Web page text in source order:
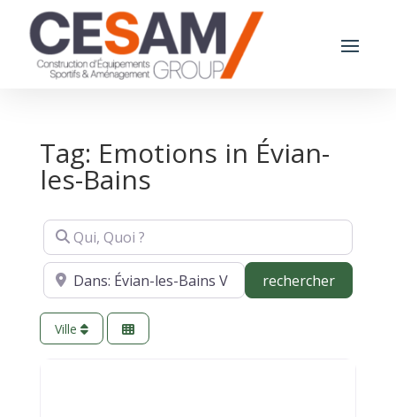
Tag: Emotions in Évian-
les-Bains
Qui, Quoi ?
Où ? rechercher
Ville